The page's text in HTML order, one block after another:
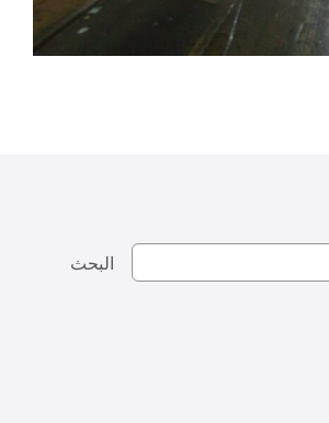
البحث